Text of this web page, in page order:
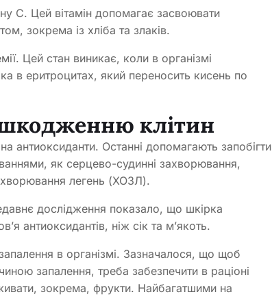
С. Цей вітамін допомагає засвоювати
зокрема із хліба та злаків.
Цей стан виникає, коли в організмі
в еритроцитах, який переносить кисень по
клітин
антиоксиданти. Останні допомагають запобігти
як серцево-судинні захворювання,
легень (ХОЗЛ).
дослідження показало, що шкірка
антиоксидантів, ніж сік та м’якоть.
в організмі. Зазначалося, що щоб
запалення, треба забезпечити в раціоні
зокрема, фрукти. Найбагатшими на